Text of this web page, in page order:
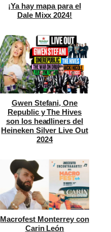
¡Ya hay mapa para el
Dale Mixx 2024!
Gwen Stefani, One
Republic y The Hives
son los headliners del
Heineken Silver Live Out
2024
Macrofest Monterrey con
Carin León